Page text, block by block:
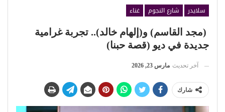
سلايدر شارع النجوم
غناء
(مجد القاسم) و(إلهام خالد).. تجربة غرامية
جديدة في ديو (قصة حبنا)
آخر تحديث مارس 23, 2026
شارك